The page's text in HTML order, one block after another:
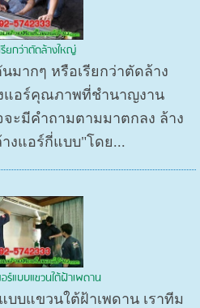
ยกว่าตัดล้างใหญ่
มากๆ หรือเรียกว่าตัดล้าง
แอร์คุณภาพที่ชำนาญงาน
ะมีคำถามตามมาตกลง ล้าง
งแอร์กี่แบบ"โดย...
ร์แบบแขวนใต้ฝ้าเพดาน
บบแขวนใต้ฝ้าเพดาน เราทีม